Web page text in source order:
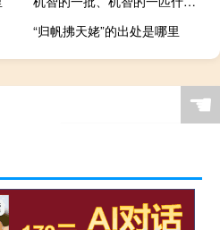
“归帆拂天姥”的出处是哪里
☚